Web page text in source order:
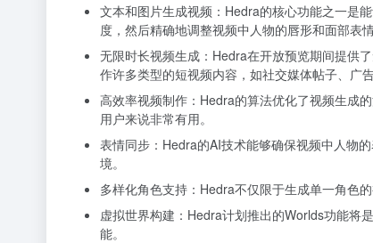
文本和图片生成视频：Hedra的核心功能之一是
度，然后精确地调整视频中人物的唇形和面部表
无限时长视频生成：Hedra在开放预览期间提供
作许多类型的短视频内容，如社交媒体帖子、广告
高效率视频制作：Hedra的算法优化了视频生成
用户来说非常有用。
表情同步：Hedra的AI技术能够确保视频中人物
境。
多样化角色支持：Hedra不仅限于生成单一角色
虚拟世界构建：Hedra计划推出的Worlds功能将
能。